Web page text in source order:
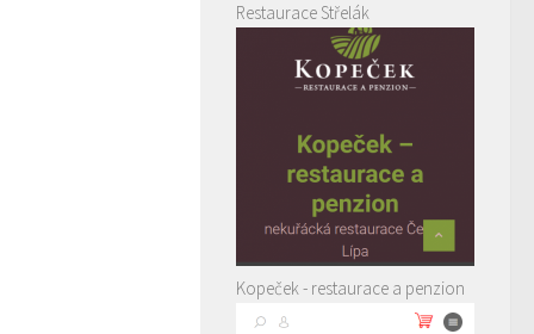
Restaurace Střelák
Kopeček - restaurace a penzion